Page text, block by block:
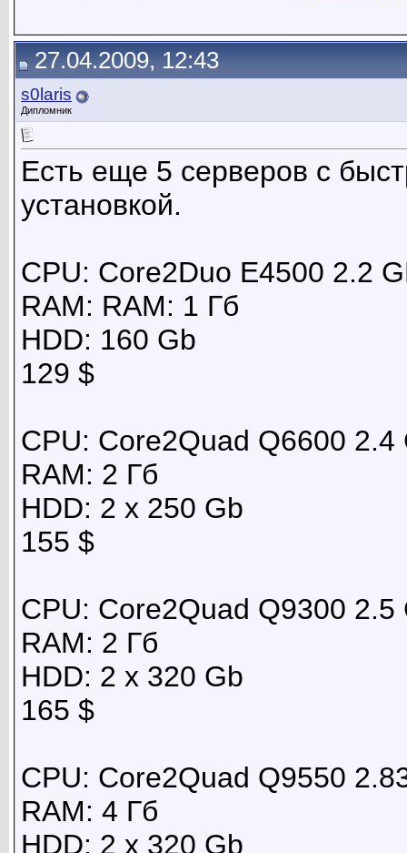
27.04.2009, 12:43
s0laris
Дипломник
Есть еще 5 серверов с
установкой.
CPU: Core2Duo E4500 2.2
RAM: RAM: 1 Гб
HDD: 160 Gb
129 $
CPU: Core2Quad Q6600 2.4
RAM: 2 Гб
HDD: 2 x 250 Gb
155 $
CPU: Core2Quad Q9300 2.5
RAM: 2 Гб
HDD: 2 x 320 Gb
165 $
CPU: Core2Quad Q9550
RAM: 4 Гб
HDD: 2 x 320 Gb